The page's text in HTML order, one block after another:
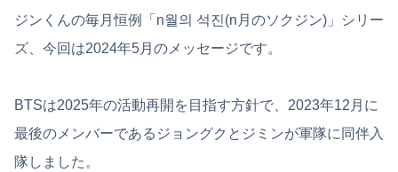
ジンくんの毎月恒例「n월의 석진(n月のソクジン)」シリー
ズ、今回は2024年5月のメッセージです。
BTSは2025年の活動再開を目指す方針で、2023年12月に
最後のメンバーであるジョングクとジミンが軍隊に同伴入
隊しました。